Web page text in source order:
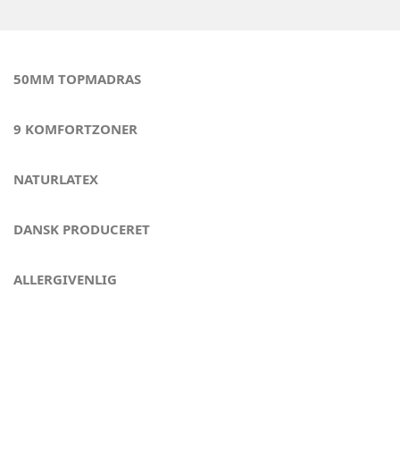
50MM TOPMADRAS
9 KOMFORTZONER
NATURLATEX
DANSK PRODUCERET
ALLERGIVENLIG